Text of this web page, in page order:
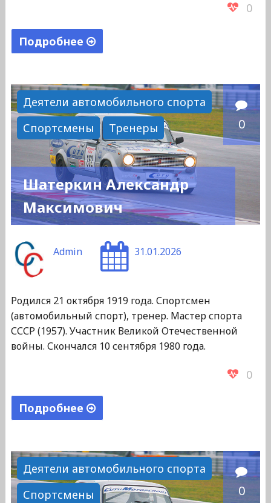
0
Подробнее
Сергеевич"
Деятели автомобильного спорта
Спортсмены
Тренеры 0
Шатеркин Александр
Максимович
Admin 31.01.2026
Родился 21 октября 1919 года. Спортсмен
(автомобильный спорт), тренер. Мастер спорта
СССР (1957). Участник Великой Отечественной
войны. Скончался 10 сентября 1980 года.
0
Подробнее
Максимович"
Деятели автомобильного спорта
Спортсмены
0